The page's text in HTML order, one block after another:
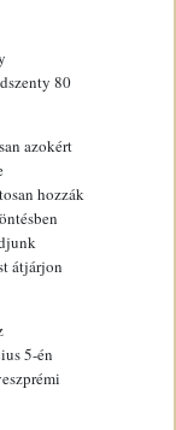
80
azokért
hozzák
átjárjon
5-én